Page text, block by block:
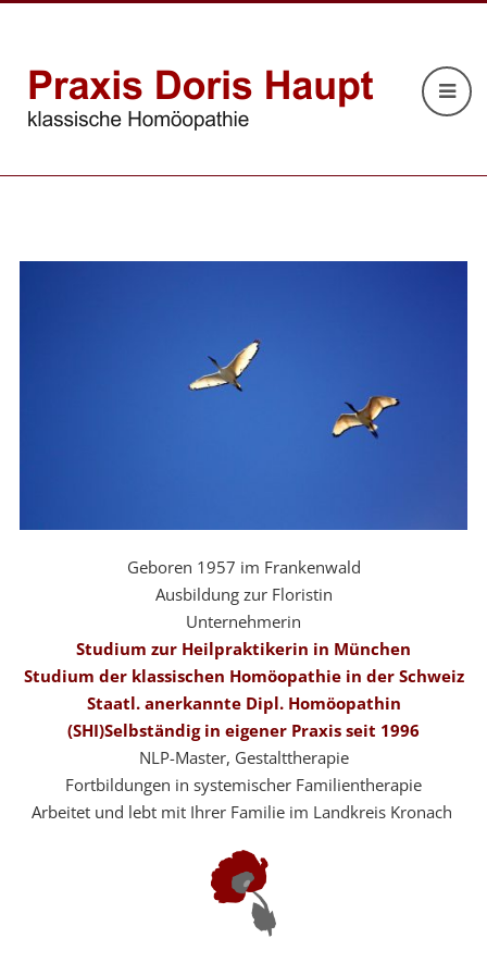
Geboren 1957 im Frankenwald
Ausbildung zur Floristin
Unternehmerin
Studium zur Heilpraktikerin in München
Studium der klassischen Homöopathie in der Schweiz
Staatl. anerkannte Dipl. Homöopathin
(SHI)Selbständig in eigener Praxis seit 1996
NLP-Master, Gestalttherapie
Fortbildungen in systemischer Familientherapie
Arbeitet und lebt mit Ihrer Familie im Landkreis Kronach